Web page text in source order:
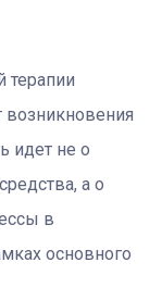
терапии
возникновения
идет не о
а о
в
основного